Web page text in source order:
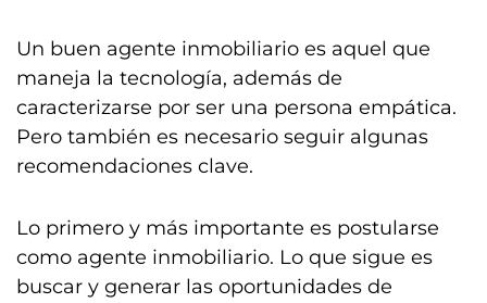
Un buen agente inmobiliario es aquel que
maneja la tecnología, además de
caracterizarse por ser una persona empática.
Pero también es necesario seguir algunas
recomendaciones clave.
Lo primero y más importante es postularse
como agente inmobiliario. Lo que sigue es
buscar y generar las oportunidades de